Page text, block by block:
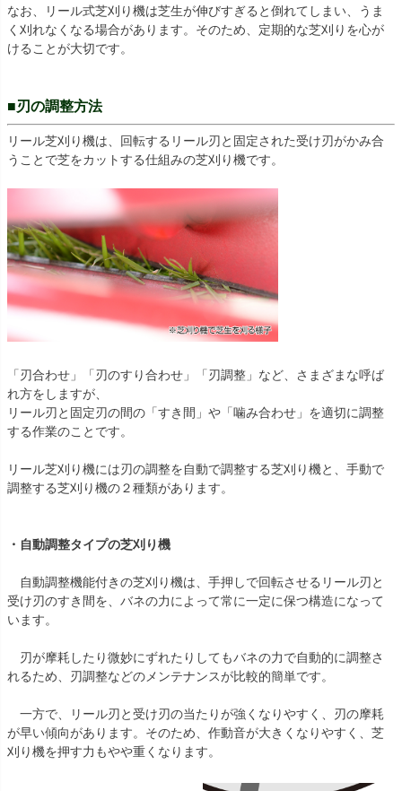
なお、リール式芝刈り機は芝生が伸びすぎると倒れてしまい、うま
く刈れなくなる場合があります。そのため、定期的な芝刈りを心が
けることが大切です。
■刃の調整方法
リール芝刈り機は、回転するリール刃と固定された受け刃がかみ合
うことで芝をカットする仕組みの芝刈り機です。
「刃合わせ」「刃のすり合わせ」「刃調整」など、さまざまな呼ば
れ方をしますが、
リール刃と固定刃の間の「すき間」や「噛み合わせ」を適切に調整
する作業のことです。
リール芝刈り機には刃の調整を自動で調整する芝刈り機と、手動で
調整する芝刈り機の２種類があります。
・自動調整タイプの芝刈り機
自動調整機能付きの芝刈り機は、手押しで回転させるリール刃と
受け刃のすき間を、バネの力によって常に一定に保つ構造になって
います。
刃が摩耗したり微妙にずれたりしてもバネの力で自動的に調整さ
れるため、刃調整などのメンテナンスが比較的簡単です。
一方で、リール刃と受け刃の当たりが強くなりやすく、刃の摩耗
が早い傾向があります。そのため、作動音が大きくなりやすく、芝
刈り機を押す力もやや重くなります。